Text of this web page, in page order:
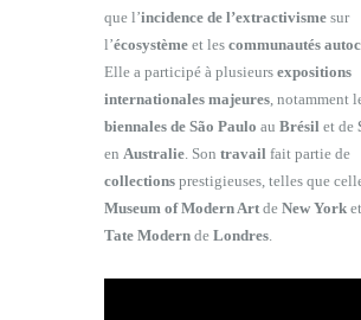
que l’incidence de l’extractivismesur
l’écosystèmeet les communautés
Elle a participé à plusieurs expositions
internationales majeures, notamment
biennales de São Paulo au Brésil et de
en Australie. Son travail fait partie de
collectionsprestigieuses, telles que
Museum of Modern Artde New York
Tate Modernde Londres.